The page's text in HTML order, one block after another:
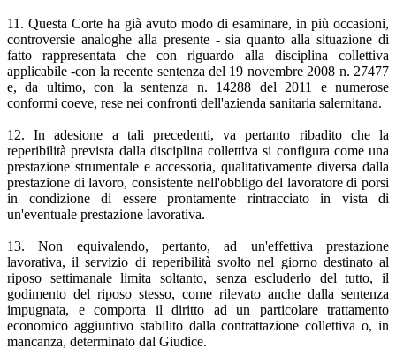
11. Questa Corte ha già avuto modo di esaminare, in più occasioni,
controversie analoghe alla presente - sia quanto alla situazione di
fatto rappresentata che con riguardo alla disciplina collettiva
applicabile -con la recente sentenza del 19 novembre 2008 n. 27477
e, da ultimo, con la sentenza n. 14288 del 2011 e numerose
conformi coeve, rese nei confronti dell'azienda sanitaria salernitana.
12. In adesione a tali precedenti, va pertanto ribadito che la
reperibilità prevista dalla disciplina collettiva si configura come una
prestazione strumentale e accessoria, qualitativamente diversa dalla
prestazione di lavoro, consistente nell'obbligo del lavoratore di porsi
in condizione di essere prontamente rintracciato in vista di
un'eventuale prestazione lavorativa.
13. Non equivalendo, pertanto, ad un'effettiva prestazione
lavorativa, il servizio di reperibilità svolto nel giorno destinato al
riposo settimanale limita soltanto, senza escluderlo del tutto, il
godimento del riposo stesso, come rilevato anche dalla sentenza
impugnata, e comporta il diritto ad un particolare trattamento
economico aggiuntivo stabilito dalla contrattazione collettiva o, in
mancanza, determinato dal Giudice.